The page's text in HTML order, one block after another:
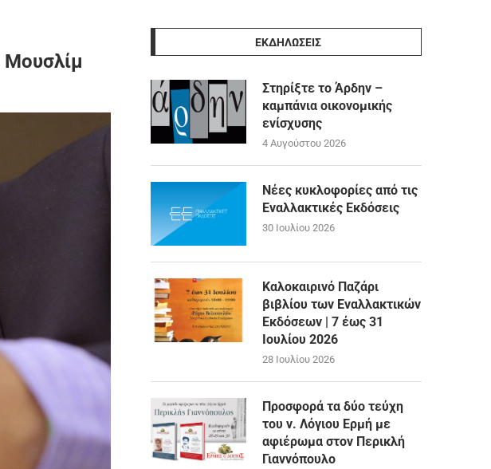
Μουσλίμ
ΕΚΔΗΛΩΣΕΙΣ
Στηρίξτε το Άρδην –
καμπάνια οικονομικής
ενίσχυσης
4 Αυγούστου 2026
Νέες κυκλοφορίες από τις
Εναλλακτικές Εκδόσεις
30 Ιουλίου 2026
Καλοκαιρινό Παζάρι
βιβλίου των Εναλλακτικών
Εκδόσεων | 7 έως 31
Ιουλίου 2026
28 Ιουλίου 2026
Προσφορά τα δύο τεύχη
του ν. Λόγιου Ερμή με
αφιέρωμα στον Περικλή
Γιαννόπουλο